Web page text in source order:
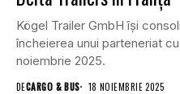
Kögel Trailer GmbH își
încheierea unui parteneriat
noiembrie 2025.
DECARGO & BUS 18 NOIEMBRIE 2025